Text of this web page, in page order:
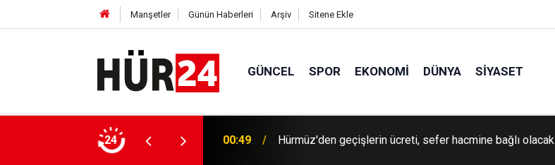
Manşetler Günün Haberleri Arşiv Sitene Ekle
GÜNCEL SPOR EKONOMI DÜNYA SIYASET
24
yağışlar nedeniyle 150'den fazla kişi
00:49 Hürmüz'den geçişlerin ücreti, sefer hacmine bağlı olacak